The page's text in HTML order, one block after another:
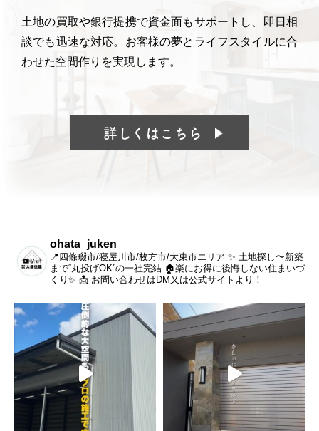
土地の買取や銀行提携で資金面もサポートし、即日相
談でも迅速な対応。 お客様の夢とライフスタイルに合
わせた空間作りを実現します。
詳しくはこちら
ohata_juken
📍四條畷市/寝屋川市/枚方市/大東市エリア ✨ 土地探し〜新築
まで“丸投げOK”の一社完結 🏠楽にお得に後悔しない住まいづ
くり✨ 📩 お問い合わせはDM又は公式サイトより！